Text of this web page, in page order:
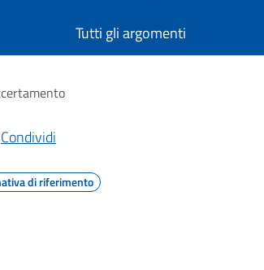
Tutti gli argomenti
Condividi
di riferimento